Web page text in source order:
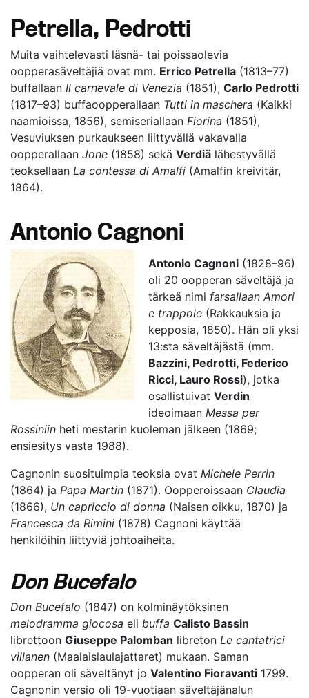
Petrella, Pedrotti
Muita vaihtelevasti läsnä- tai poissaolevia
oopperasäveltäjiä ovat mm. Errico Petrella (1813–77)
buffallaan Il carnevale di Venezia (1851), Carlo Pedrotti
(1817–93) buffaoopperallaan Tutti in maschera (Kaikki
naamioissa, 1856), semiseriallaan Fiorina (1851),
Vesuviuksen purkaukseen liittyvällä vakavalla
oopperallaan Jone (1858) sekä Verdiä lähestyvällä
teoksellaan La contessa di Amalfi (Amalfin kreivitär,
1864).
Antonio Cagnoni
Antonio Cagnoni (1828–96)
oli 20 oopperan säveltäjä ja
tärkeä nimi farsallaan Amori
e trappole (Rakkauksia ja
kepposia, 1850). Hän oli yksi
13:sta säveltäjästä (mm.
Bazzini, Pedrotti, Federico
Ricci, Lauro Rossi), jotka
osallistuivat Verdin
ideoimaan Messa per
Rossiniin heti mestarin kuoleman jälkeen (1869;
ensiesitys vasta 1988).
Cagnonin suosituimpia teoksia ovat Michele Perrin
(1864) ja Papa Martin (1871). Oopperoissaan Claudia
(1866), Un capriccio di donna (Naisen oikku, 1870) ja
Francesca da Rimini (1878) Cagnoni käyttää
henkilöihin liittyviä johtoaiheita.
Don Bucefalo
Don Bucefalo (1847) on kolminäytöksinen
melodramma giocosa eli buffa Calisto Bassin
librettoon Giuseppe Palomban libreton Le cantatrici
villanen (Maalaislaulajattaret) mukaan. Saman
oopperan oli säveltänyt jo Valentino Fioravanti 1799.
Cagnonin versio oli 19-vuotiaan säveltäjänalun